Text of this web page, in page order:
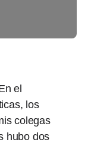
el
los
colegas
hubo dos